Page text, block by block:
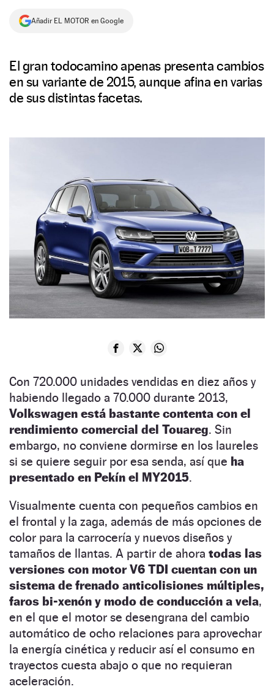
NEWSLETTER
Añadir EL MOTOR en Google
El gran todocamino apenas presenta cambios
en su variante de 2015, aunque afina en varias
de sus distintas facetas.
Con 720.000 unidades vendidas en diez años y
habiendo llegado a 70.000 durante 2013,
Volkswagen está bastante contenta con el
rendimiento comercial del Touareg. Sin
embargo, no conviene dormirse en los laureles
si se quiere seguir por esa senda, así que ha
presentado en Pekín el MY2015.
Visualmente cuenta con pequeños cambios en
el frontal y la zaga, además de más opciones de
color para la carrocería y nuevos diseños y
tamaños de llantas. A partir de ahora todas las
versiones con motor V6 TDI cuentan con un
sistema de frenado anticolisiones múltiples,
faros bi-xenón y modo de conducción a vela,
en el que el motor se desengrana del cambio
automático de ocho relaciones para aprovechar
la energía cinética y reducir así el consumo en
trayectos cuesta abajo o que no requieran
aceleración.